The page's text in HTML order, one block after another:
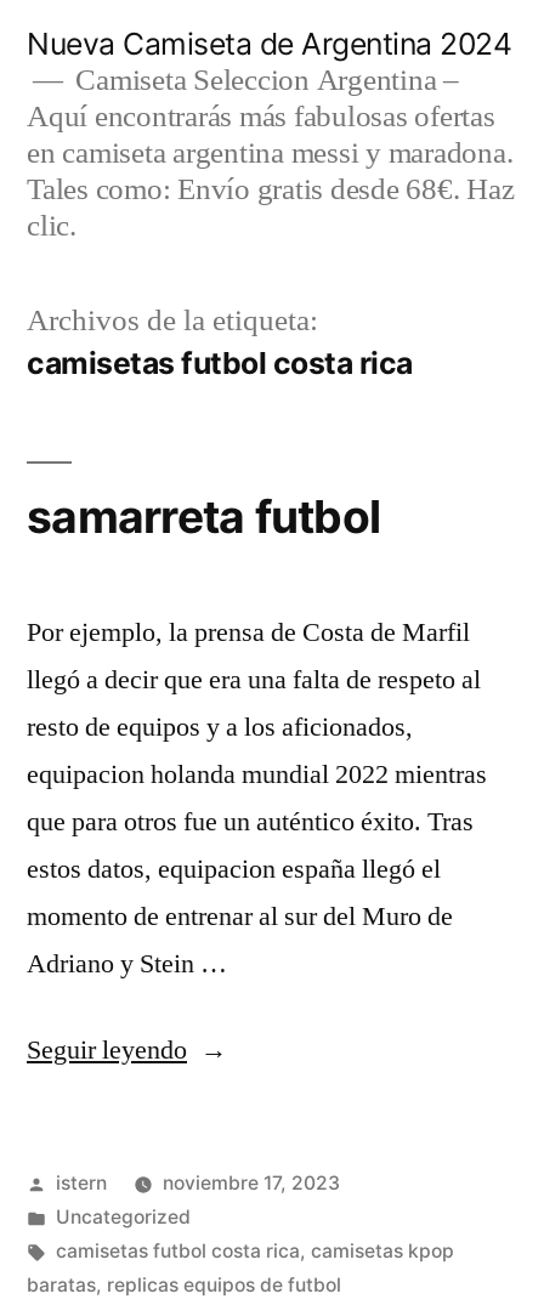
contenido
Nueva Camiseta de Argentina 2024
Camiseta Seleccion Argentina –
Aquí encontrarás más fabulosas ofertas
en camiseta argentina messi y maradona.
Tales como: Envío gratis desde 68€. Haz
clic.
Archivos de la etiqueta:
camisetas futbol costa rica
samarreta futbol
Por ejemplo, la prensa de Costa de Marfil
llegó a decir que era una falta de respeto al
resto de equipos y a los aficionados,
equipacion holanda mundial 2022 mientras
que para otros fue un auténtico éxito. Tras
estos datos, equipacion españa llegó el
momento de entrenar al sur del Muro de
Adriano y Stein …
Seguir leyendo«samarreta
Publicado
por
istern
noviembre 17, 2023
Publicado
en
Uncategorized
Etiquetas:
camisetas futbol costa rica, camisetas kpop
baratas, replicas equipos de futbol